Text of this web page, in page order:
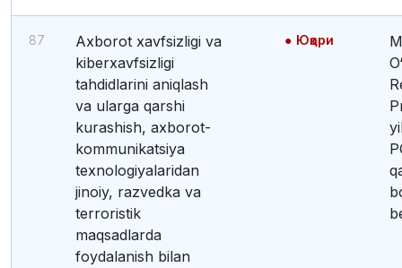
87
Axborot xavfsizligi va
kiberxavfsizligi
tahdidlarini aniqlash
va ularga qarshi
kurashish, axborot-
kommunikatsiya
texnologiyalaridan
jinoiy, razvedka va
terroristik
maqsadlarda
foydalanish bilan
Юқори
Mazkur funksiya